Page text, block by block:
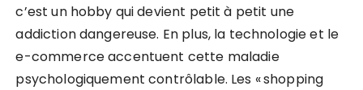
c’est un hobby qui devient petit à petit une
addiction dangereuse. En plus, la technologie et le
e-commerce accentuent cette maladie
psychologiquement contrôlable. Les « shopping